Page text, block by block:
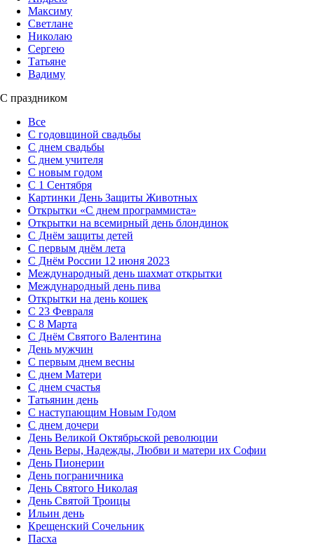
Максиму
Светлане
Николаю
Сергею
Татьяне
Вадиму
С праздником
Все
С годовщиной свадьбы
С днем свадьбы
С днем учителя
С новым годом
С 1 Сентября
Картинки День Защиты Животных
Открытки «‎С днем программиста»‎
Открытки на всемирный день блондинок
С Днём защиты детей
С первым днём лета
С Днём России 12 июня 2023
Международный день шахмат открытки
Международный день пива
Открытки на день кошек
С 23 Февраля
С 8 Марта
С Днём Святого Валентина
День мужчин
С первым днем весны
С днем Матери
C днем счастья
Татьянин день
C наступающим Новым Годом
C днем дочери
День Великой Октябрьской революции
День Веры, Надежды, Любви и матери их Софии
День Пионерии
День пограничника
День Святого Николая
День Святой Троицы
Ильин день
Крещенский Сочельник
Пасха